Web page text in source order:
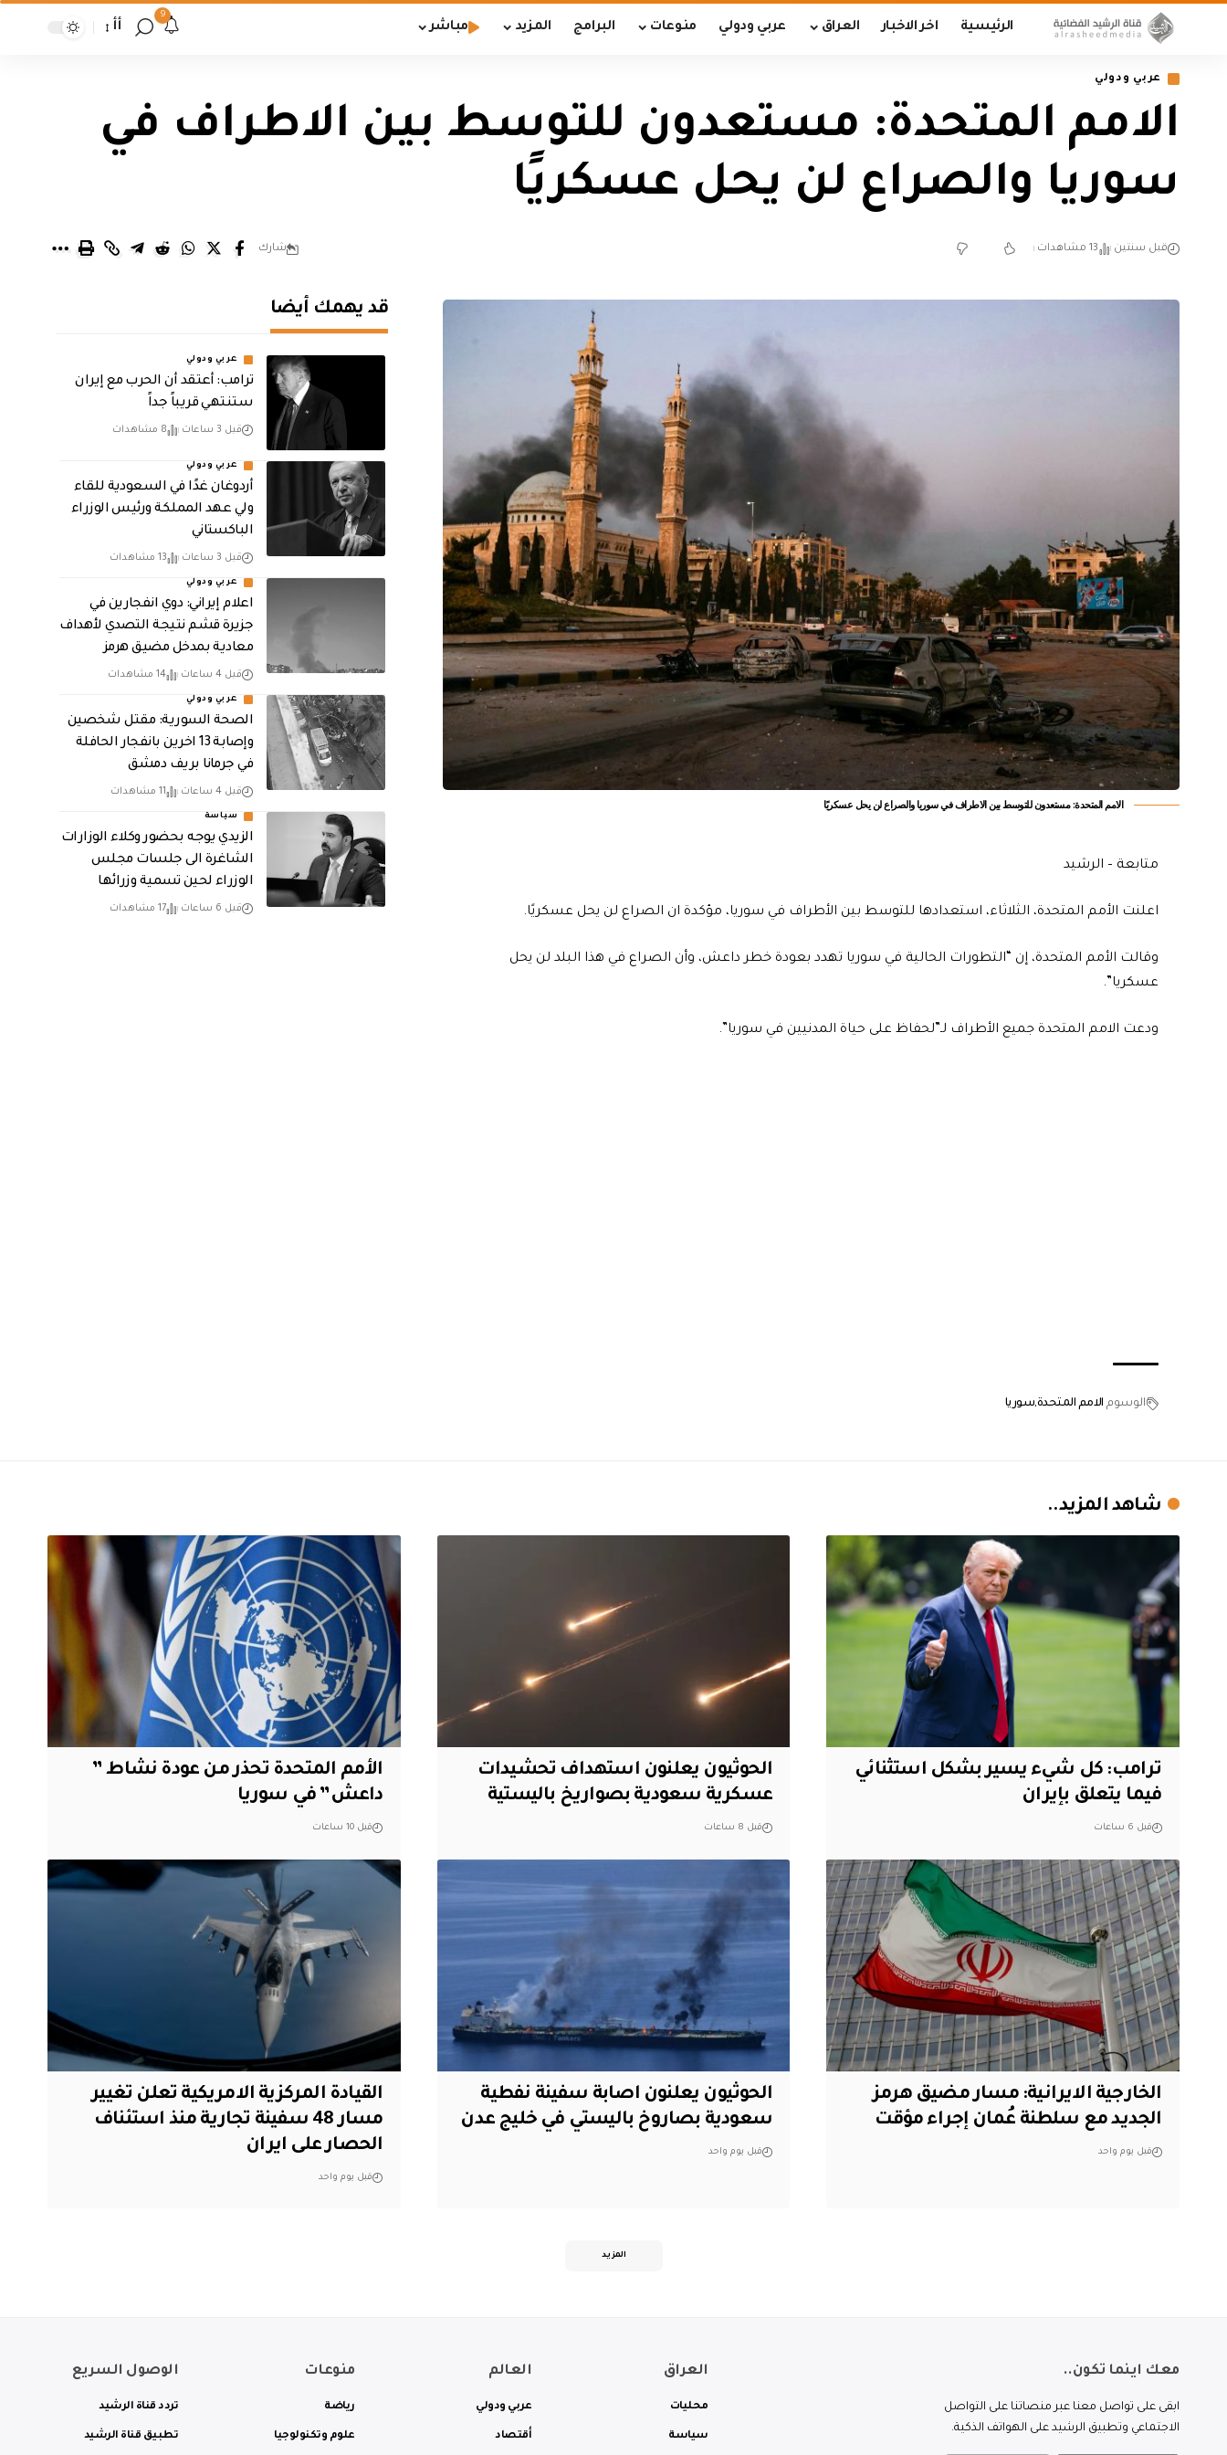
الرئيسية اخر الاخبار العراق عربي ودولي منوعات البرامج المزيد مباشر
9
أأ
عربي ودولي
الامم المتحدة: مستعدون للتوسط بين الاطراف في
سوريا والصراع لن يحل عسكريًا
قبل سنتين 13 مشاهدات شارك
الامم المتحدة: مستعدون للتوسط بين الاطراف في سوريا والصراع لن يحل عسكريًا
متابعة – الرشيد
اعلنت الأمم المتحدة، الثلاثاء، استعدادها للتوسط بين الأطراف في سوريا، مؤكدة ان الصراع لن يحل عسكريًا.
وقالت الأمم المتحدة، إن “التطورات الحالية في سوريا تهدد بعودة خطر داعش، وأن الصراع في هذا البلد لن يحل
عسكريا”.
ودعت الامم المتحدة جميع الأطراف لـ”لحفاظ على حياة المدنيين في سوريا”.
الوسوم الامم المتحدة سوريا
قد يهمك أيضا
عربي ودولي
‏ترامب: أعتقد أن الحرب مع إيران
ستنتهي قريباً جداً
قبل 3 ساعات 8 مشاهدات
عربي ودولي
أردوغان غدًا في السعودية للقاء
ولي عهد المملكة ورئيس الوزراء
الباكستاني
قبل 3 ساعات 13 مشاهدات
عربي ودولي
اعلام إيراني: دوي انفجارين في
جزيرة قشم نتيجة التصدي لأهداف
معادية بمدخل مضيق هرمز
قبل 4 ساعات 14 مشاهدات
عربي ودولي
الصحة السورية: مقتل شخصين
وإصابة 13 اخرين بانفجار الحافلة
في جرمانا بريف دمشق
قبل 4 ساعات 11 مشاهدات
سياسة
الزيدي يوجه بحضور وكلاء الوزارات
الشاغرة الى جلسات مجلس
الوزراء لحين تسمية وزرائها
قبل 6 ساعات 17 مشاهدات
شاهد المزيد..
ترامب: كل شيء يسير بشكل استثنائي
فيما يتعلق بإيران
قبل 6 ساعات
الحوثيون يعلنون استهداف تحشيدات
عسكرية سعودية بصواريخ باليستية
قبل 8 ساعات
الأمم المتحدة تحذر من عودة نشاط ”
داعش” في سوريا
قبل 10 ساعات
الخارجية الايرانية: مسار مضيق هرمز
الجديد مع سلطنة عُمان إجراء مؤقت
قبل يوم واحد
الحوثيون يعلنون اصابة سفينة نفطية
سعودية بصاروخ باليستي في خليج عدن
قبل يوم واحد
القيادة المركزية الامريكية تعلن تغيير
مسار 48 سفينة تجارية منذ استئناف
الحصار على ايران
قبل يوم واحد
المزيد
معك اينما تكون..
ابقى على تواصل معنا عبر منصاتنا على التواصل
الاجتماعي وتطبيق الرشيد على الهواتف الذكية.
العراق
محليات
سياسة
العالم
عربي ودولي
أقتصاد
منوعات
رياضة
علوم وتكنولوجيا
الوصول السريع
تردد قناة الرشيد
تطبيق قناة الرشيد